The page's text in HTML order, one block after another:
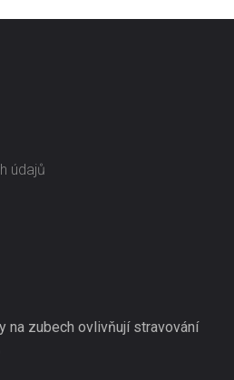
údajů
na zubech ovlivňují stravování